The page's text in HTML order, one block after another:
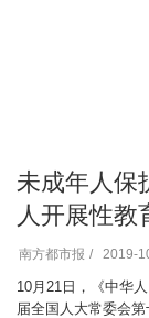
未成年人保
人开展性教
南方都市报 2019-
10月21日，《中华
届全国人大常委会